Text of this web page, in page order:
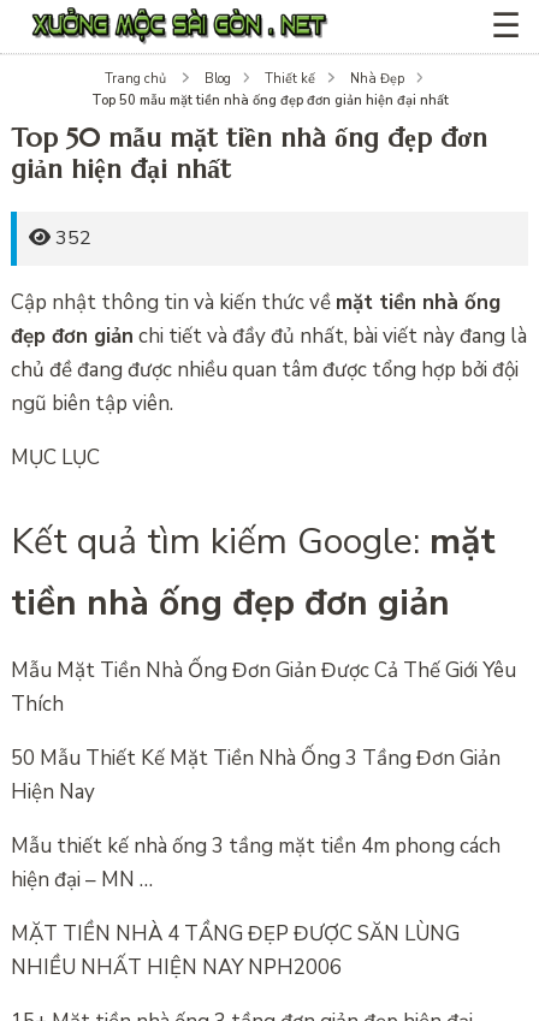
☰
Trang chủ Blog Thiết kế
Nhà Đẹp
Top 50 mẫu mặt tiền nhà ống đẹp đơn giản hiện đại nhất
Top 50 mẫu mặt tiền nhà ống đẹp đơn
giản hiện đại nhất
352
Cập nhật thông tin và kiến thức về mặt tiền nhà ống
đẹp đơn giản chi tiết và đầy đủ nhất, bài viết này đang là
chủ đề đang được nhiều quan tâm được tổng hợp bởi đội
ngũ biên tập viên.
MỤC LỤC
Kết quả tìm kiếm Google: mặt
tiền nhà ống đẹp đơn giản
Mẫu Mặt Tiền Nhà Ống Đơn Giản Được Cả Thế Giới Yêu
Thích
50 Mẫu Thiết Kế Mặt Tiền Nhà Ống 3 Tầng Đơn Giản
Hiện Nay
Mẫu thiết kế nhà ống 3 tầng mặt tiền 4m phong cách
hiện đại – MN …
MẶT TIỀN NHÀ 4 TẦNG ĐẸP ĐƯỢC SĂN LÙNG
NHIỀU NHẤT HIỆN NAY NPH2006